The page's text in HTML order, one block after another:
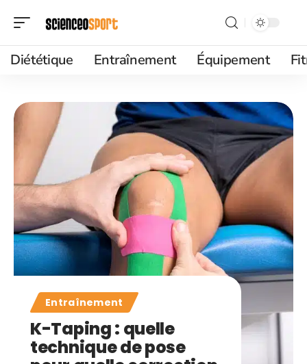
Diététique Entraînement Équipement
Entraînement
K-Taping : quelle
technique de pose